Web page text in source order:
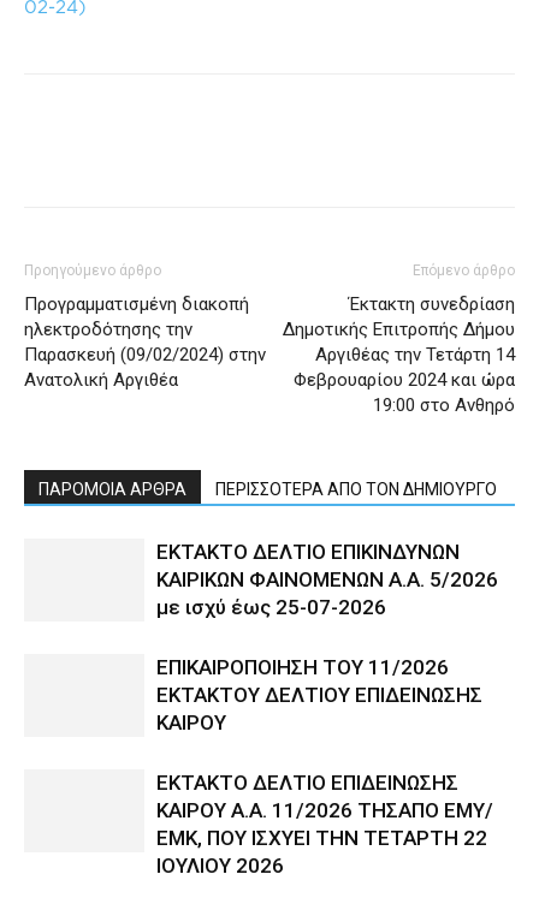
02-24)
Προηγούμενο άρθρο
Προγραμματισμένη διακοπή
ηλεκτροδότησης την
Παρασκευή (09/02/2024) στην
Ανατολική Αργιθέα
Επόμενο άρθρο
Έκτακτη συνεδρίαση
Δημοτικής Επιτροπής Δήμου
Αργιθέας την Τετάρτη 14
Φεβρουαρίου 2024 και ώρα
19:00 στο Ανθηρό
ΠΑΡΟΜΟΙΑ ΑΡΘΡΑ ΠΕΡΙΣΣΟΤΕΡΑ ΑΠΟ ΤΟΝ ΔΗΜΙΟΥΡΓΟ
ΕΚΤΑΚΤΟ ΔΕΛΤΙΟ ΕΠΙΚΙΝΔΥΝΩΝ
ΚΑΙΡΙΚΩΝ ΦΑΙΝΟΜΕΝΩΝ Α.Α. 5/2026
με ισχύ έως 25-07-2026
ΕΠΙΚΑΙΡΟΠΟΙΗΣΗ ΤΟΥ 11/2026
ΕΚΤΑΚΤΟΥ ΔΕΛΤΙΟΥ ΕΠΙΔΕΙΝΩΣΗΣ
ΚΑΙΡΟΥ
ΕΚΤΑΚΤΟ ΔΕΛΤΙΟ ΕΠΙΔΕΙΝΩΣΗΣ
ΚΑΙΡΟΥ Α.Α. 11/2026 ΤΗΣΑΠΟ ΕΜΥ/
ΕΜΚ, ΠΟΥ ΙΣΧΥΕΙ ΤΗΝ ΤΕΤΑΡΤΗ 22
ΙΟΥΛΙΟΥ 2026